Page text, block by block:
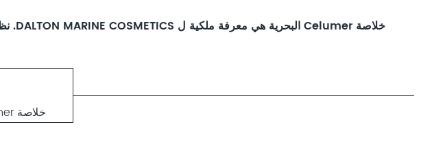
خلاصة Celumer البحرية هي معرفة ملكية ل DALTON MARINE COSMETICS. نظراً لتأثيرها الاستثنائي المتجدد، تم إضافة هذه الخلاصة الى جميع منتجات DALTON المضادة للشيخوخة.
خلاصة Celumer البحرية العالية الجودة